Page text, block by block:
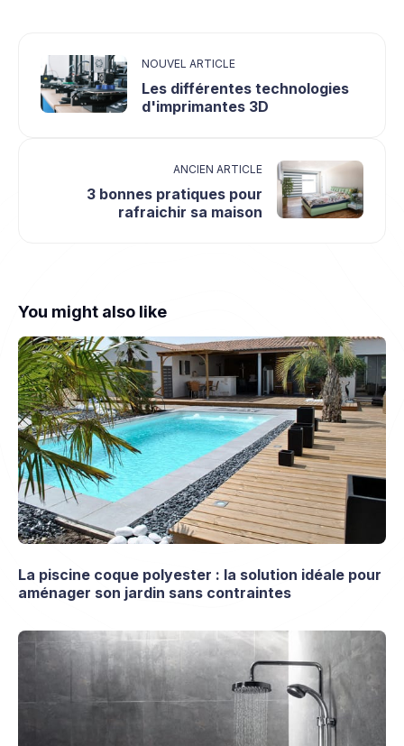
NOUVEL ARTICLE
Les différentes technologies
d'imprimantes 3D
ANCIEN ARTICLE
3 bonnes pratiques pour
rafraichir sa maison
You might also like
La piscine coque polyester : la solution idéale pour
aménager son jardin sans contraintes